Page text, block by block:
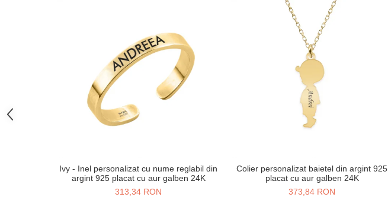
Ivy - Inel personalizat cu nume reglabil din
argint 925 placat cu aur galben 24K
313,34 RON
Colier personalizat baietel din argint 925
placat cu aur galben 24K
373,84 RON